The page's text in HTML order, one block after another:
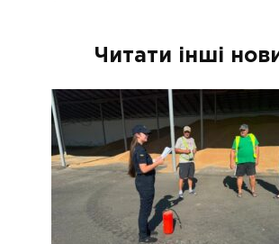
Читати інші